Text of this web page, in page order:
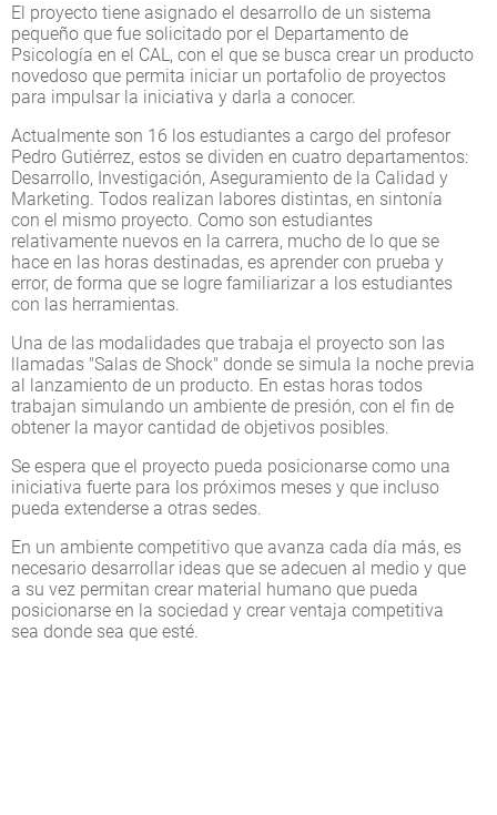
El proyecto tiene asignado el desarrollo de un sistema
pequeño que fue solicitado por el Departamento de
Psicología en el CAL, con el que se busca crear un producto
novedoso que permita iniciar un portafolio de proyectos
para impulsar la iniciativa y darla a conocer.
Actualmente son 16 los estudiantes a cargo del profesor
Pedro Gutiérrez, estos se dividen en cuatro departamentos:
Desarrollo, Investigación, Aseguramiento de la Calidad y
Marketing. Todos realizan labores distintas, en sintonía
con el mismo proyecto. Como son estudiantes
relativamente nuevos en la carrera, mucho de lo que se
hace en las horas destinadas, es aprender con prueba y
error, de forma que se logre familiarizar a los estudiantes
con las herramientas.
Una de las modalidades que trabaja el proyecto son las
llamadas "Salas de Shock" donde se simula la noche previa
al lanzamiento de un producto. En estas horas todos
trabajan simulando un ambiente de presión, con el fin de
obtener la mayor cantidad de objetivos posibles.
Se espera que el proyecto pueda posicionarse como una
iniciativa fuerte para los próximos meses y que incluso
pueda extenderse a otras sedes.
En un ambiente competitivo que avanza cada día más, es
necesario desarrollar ideas que se adecuen al medio y que
a su vez permitan crear material humano que pueda
posicionarse en la sociedad y crear ventaja competitiva
sea donde sea que esté.